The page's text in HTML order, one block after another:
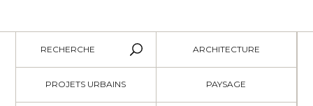
RECHERCHE ARCHITECTURE
PROJETS URBAINS PAYSAGE